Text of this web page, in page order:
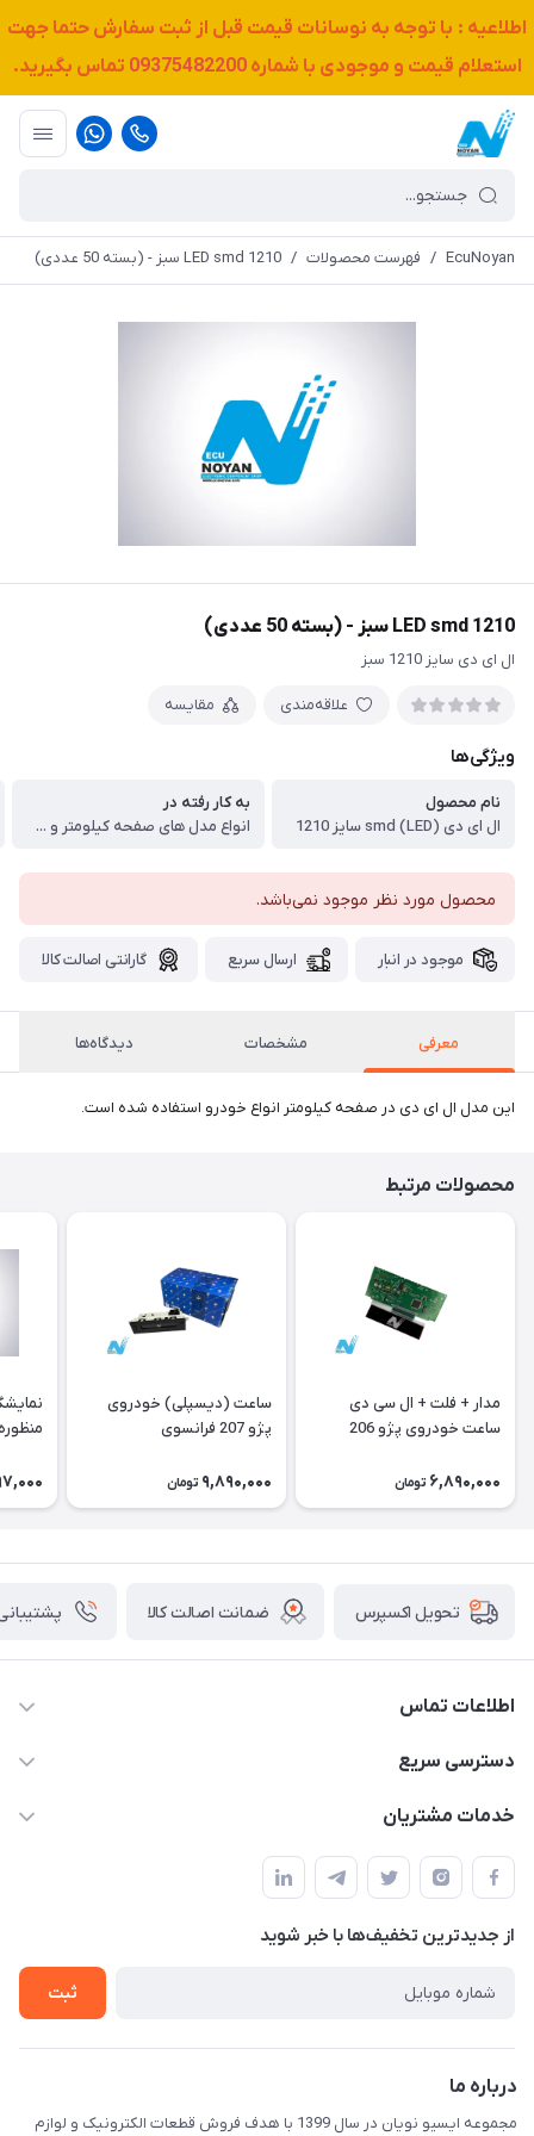
اطلاعیه : با توجه به نوسانات قیمت قبل از ثبت سفارش حتما جهت
استعلام قیمت و موجودی با شماره09375482200 تماس بگیرید.
EcuNoyan
/ فهرست محصولات / LED smd 1210 سبز - (بسته 50 عددی)
LED smd 1210 سبز - (بسته 50 عددی)
ال ای دی سایز 1210 سبز
علاقه‌مندی مقایسه
ویژگی‌ها
نام محصول
ال ای دی (LED) smd سایز 1210
به کار رفته در
انواع مدل های صفحه کیلومتر و ...
محصول مورد نظر موجود نمی‌باشد.
موجود در انبار ارسال سریع گارانتی اصالت کالا
معرفی مشخصات دیدگاه‌ها
این مدل ال ای دی در صفحه کیلومتر انواع خودرو استفاده شده است.
محصولات مرتبط
مدار + فلت + ال سی دی
ساعت خودروی پژو 206
6,890,000 تومان
ساعت (دیسپلی) خودروی
پژو 207 فرانسوی
9,890,000 تومان
تحویل اکسپرس ضمانت اصالت کالا پشتیبانی ۲۴
اطلاعات تماس
09375482200
دسترسی سریع
حساب کاربری
ثبت فیش
لیست محصولات
خدمات مشتریان
راهنمای خرید
حریم خصوصی
از جدید‌ترین تخفیف‌ها با‌ خبر شوید
ثبت
درباره ما
مجموعه ایسیو نویان در سال 1399 با هدف فروش قطعات الکترونیک و لوازم